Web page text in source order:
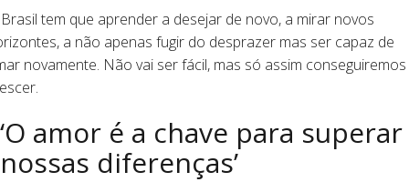
tem que aprender a desejar de novo, a mirar novos
a não apenas fugir do desprazer mas ser capaz de
novamente. Não vai ser fácil, mas só assim conseguiremos
‘O amor é a chave para superar
nossas diferenças’